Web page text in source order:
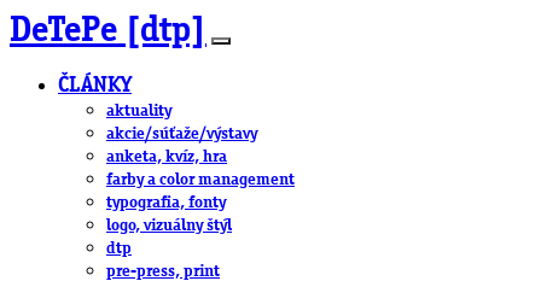
DeTePe [dtp]
ČLÁNKY
aktuality
akcie/súťaže/výstavy
anketa, kvíz, hra
farby a color management
typografia, fonty
logo, vizuálny štýl
dtp
pre-press, print